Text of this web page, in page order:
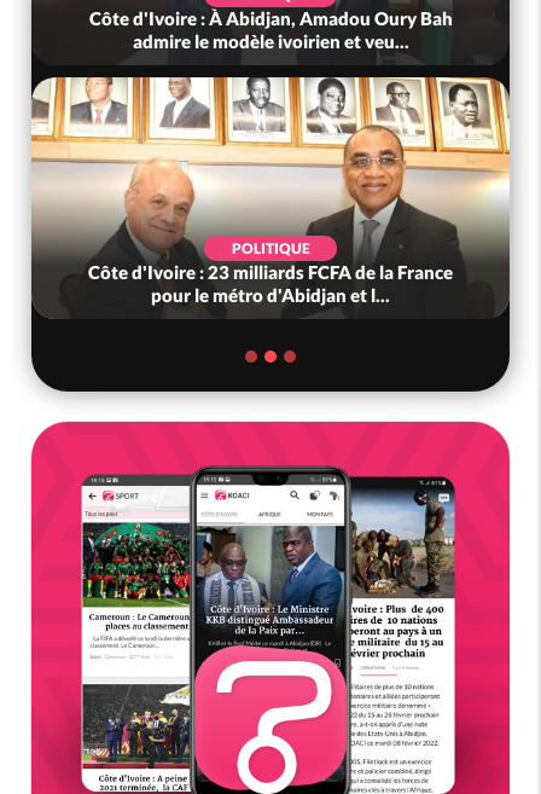
Côte d'Ivoire : À Abidjan, Amadou Oury Bah
admire le modèle ivoirien et veu...
POLITIQUE
Côte d'Ivoire : 23 milliards FCFA de la France
pour le métro d'Abidjan et l...